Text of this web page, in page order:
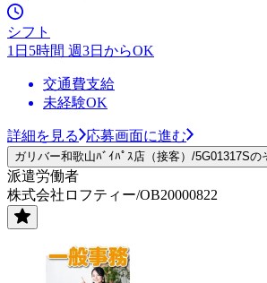
シフト
1日5時間 週3日からOK
交通費支給
未経験OK
詳細を見る 応募画面に進む
ガリバー和歌山ﾊﾞｲﾊﾟｽ店（接客）/5G01317Sの
派遣労働者
株式会社ロフティー/OB20000822